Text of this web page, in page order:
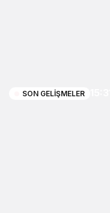
SON GELIŞMELER